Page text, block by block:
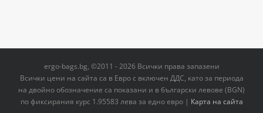
ergo-bags.bg, ©2011 - 2026 Всички права запазени
Всички цени на сайта са в Евро с включен ДДС, като за периода
на двoйно обозначение са показани и в български левове (BGN)
по фиксирания курс 1.95583 лева за едно евро | Карта на сайта